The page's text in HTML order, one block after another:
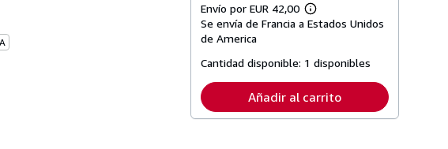
Envío por EUR 42,00
Más
información
tarifas
envío
Se envía de Francia a Estados Unidos
de America
Cantidad disponible: 1 disponibles
Añadir al carrito